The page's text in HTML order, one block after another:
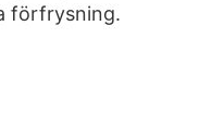
förfrysning.